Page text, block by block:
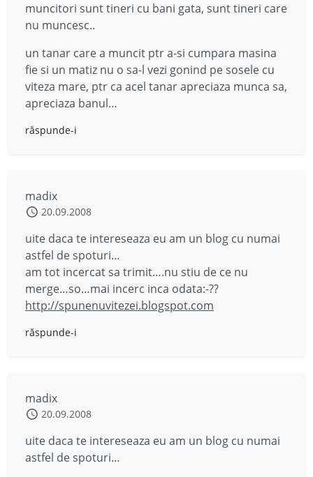
muncitori sunt tineri cu bani gata, sunt tineri care
nu muncesc..
un tanar care a muncit ptr a-si cumpara masina
fie si un matiz nu o sa-l vezi gonind pe sosele cu
viteza mare, ptr ca acel tanar apreciaza munca sa,
apreciaza banul…
răspunde-i
madix
20.09.2008
uite daca te intereseaza eu am un blog cu numai
astfel de spoturi…
am tot incercat sa trimit….nu stiu de ce nu
merge…so…mai incerc inca odata:-??
http://spunenuvitezei.blogspot.com
răspunde-i
madix
20.09.2008
uite daca te intereseaza eu am un blog cu numai
astfel de spoturi…